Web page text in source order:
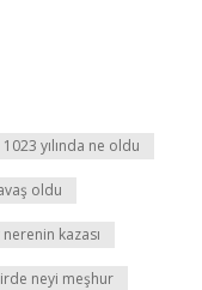
1023 yılında ne oldu
oldu
kazası
neyi meşhur